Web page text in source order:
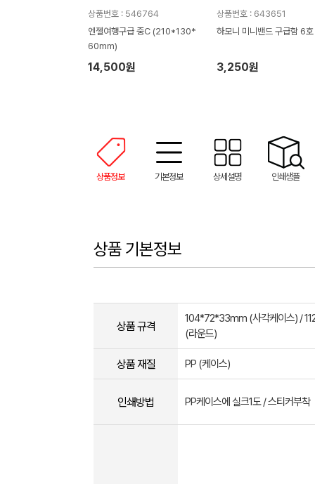
상품번호 : 546764
엔젤여행구급 중C (210*130*
60mm)
14,500원
상품번호 : 643651
하모니 미니밴드 구급함 6호
3,250원
상품정보 기본정보 상세설명 인쇄샘플
상품 기본정보
상품 규격
104*72*33mm (사각케이스) /
(라운드)
상품 재질 PP (케이스)
인쇄방법 PP케이스에 실크1도 / 스티커부착